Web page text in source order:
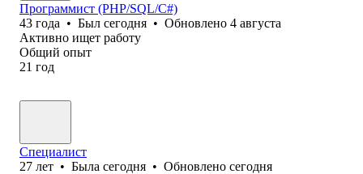
Программист (PHP/SQL/C#)
43 года • Был сегодня • Обновлено 4 августа
Активно ищет работу
Общий опыт
21 год
Специалист
27 лет • Была сегодня • Обновлено сегодня